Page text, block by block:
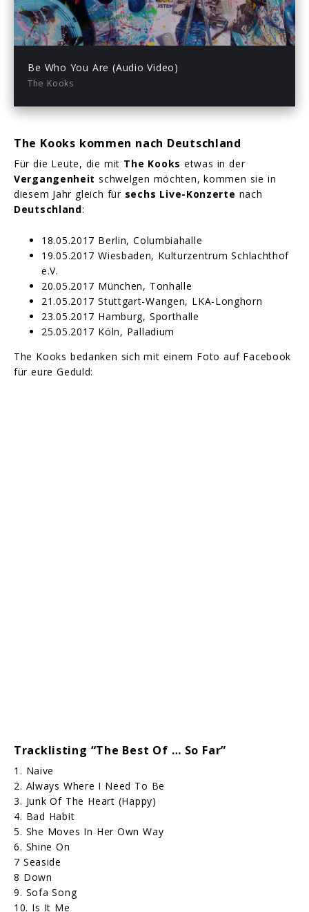
Play
03:55
Mute
Enter
Be Who You Are (Audio Video)
The Kooks
The Kooks kommen nach Deutschland
Für die Leute, die mit The Kooks etwas in der
Vergangenheit schwelgen möchten, kommen sie in
diesem Jahr gleich für sechs Live-Konzerte nach
Deutschland:
18.05.2017 Berlin, Columbiahalle
19.05.2017 Wiesbaden, Kulturzentrum Schlachthof
e.V.
20.05.2017 München, Tonhalle
21.05.2017 Stuttgart-Wangen, LKA-Longhorn
23.05.2017 Hamburg, Sporthalle
25.05.2017 Köln, Palladium
The Kooks bedanken sich mit einem Foto auf Facebook
für eure Geduld:
Tracklisting “The Best Of … So Far”
1. Naive
2. Always Where I Need To Be
3. Junk Of The Heart (Happy)
4. Bad Habit
5. She Moves In Her Own Way
6. Shine On
7 Seaside
8 Down
9. Sofa Song
10. Is It Me